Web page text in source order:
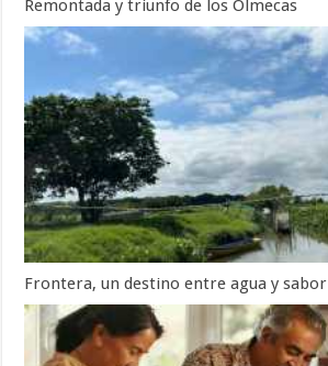
Remontada y triunfo de los Olmecas
Frontera, un destino entre agua y sabor